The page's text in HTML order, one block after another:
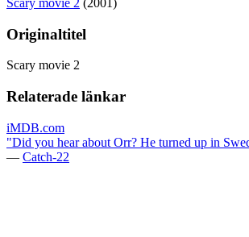
Scary movie 2 (2001)
Originaltitel
Scary movie 2
Relaterade länkar
iMDB.com
"Did you hear about Orr? He turned up in
— Catch-22